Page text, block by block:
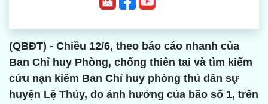
(QBĐT) - Chiều 12/6, theo báo cáo nhanh của
Ban Chỉ huy Phòng, chống thiên tai và tìm kiếm
cứu nạn kiêm Ban Chỉ huy phòng thủ dân sự
huyện Lệ Thủy, do ảnh hưởng của bão số 1, trên